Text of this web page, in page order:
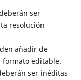
ser
resolución
añadir de
editable.
ser inéditas